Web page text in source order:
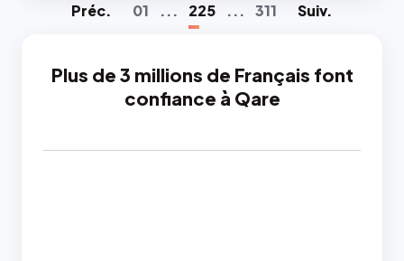
Préc. 01 ... 225 ... 311 Suiv.
Plus de 3 millions de Français font
confiance à Qare